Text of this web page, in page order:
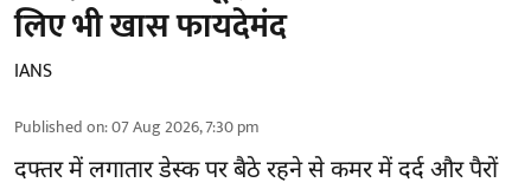
लिए भी खास फायदेमंद
IANS
Published on:07 Aug 2026, 7:30 pm
दफ्तर में लगातार डेस्क पर बैठे रहने सेकमर में दर्दऔर पैरों